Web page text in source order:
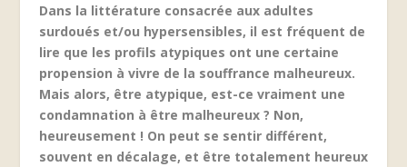
Dans la littérature consacrée aux adultes
surdoués et/ou hypersensibles, il est fréquent de
lire que les profils atypiques ont une certaine
propension à vivre de la souffrance malheureux.
Mais alors, être atypique, est-ce vraiment une
condamnation à être malheureux ? Non,
heureusement ! On peut se sentir différent,
souvent en décalage, et être totalement heureux